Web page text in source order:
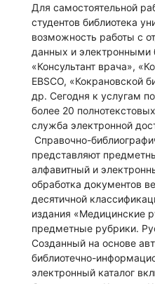
Для самостоятельной
студентов библиотека
возможность работы с
данных и электронными
«Консультант врача»,
EBSCO, «Кокрановской
др. Сегодня к услугам
более 20
служба электронной
Справочно-
представляют
алфавитный и
обработка документов
десятичной
издания «Медицинские
предметные рубрики.
Созданный на основе
библиотечно-
электронный каталог